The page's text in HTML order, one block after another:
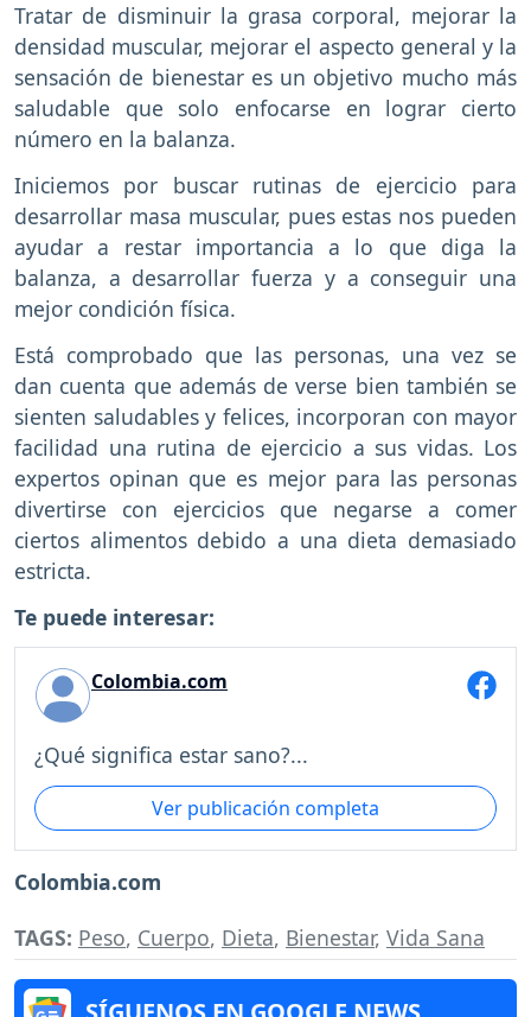
Tratar de disminuir la grasa corporal, mejorar la
densidad muscular, mejorar el aspecto general y la
sensación de bienestar es un objetivo mucho más
saludable que solo enfocarse en lograr cierto
número en la balanza.
Iniciemos por buscar rutinas de ejercicio para
desarrollar masa muscular, pues estas nos pueden
ayudar a restar importancia a lo que diga la
balanza, a desarrollar fuerza y a conseguir una
mejor condición física.
Está comprobado que las personas, una vez se
dan cuenta que además de verse bien también se
sienten saludables y felices, incorporan con mayor
facilidad una rutina de ejercicio a sus vidas. Los
expertos opinan que es mejor para las personas
divertirse con ejercicios que negarse a comer
ciertos alimentos debido a una dieta demasiado
estricta.
Te puede interesar:
Colombia.com
¿Qué significa estar sano?...
Ver publicación completa
Colombia.com
TAGS: Peso, Cuerpo, Dieta, Bienestar, Vida Sana